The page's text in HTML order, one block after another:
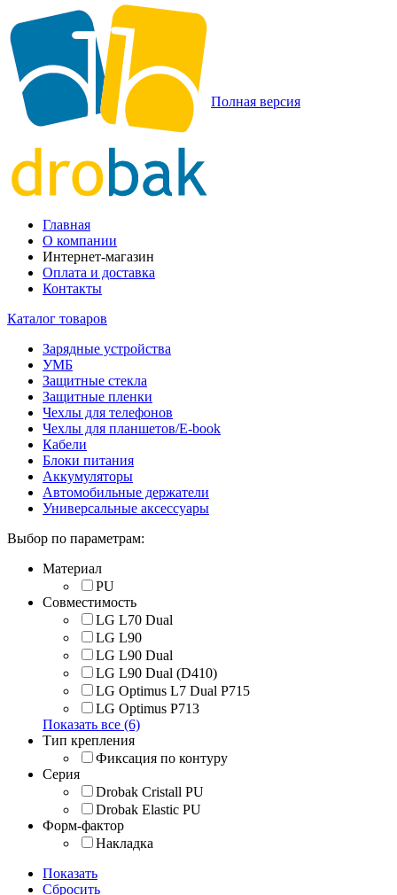
Полная версия
Главная
О компании
Интернет-магазин
Оплата и доставка
Контакты
Каталог товаров
Зарядные устройства
УМБ
Защитные стекла
Защитные пленки
Чехлы для телефонов
Чехлы для планшетов/E-book
Кабели
Блоки питания
Аккумуляторы
Автомобильные держатели
Универсальные аксессуары
Выбор по параметрам:
Материал
PU
Совместимость
LG L70 Dual
LG L90
LG L90 Dual
LG L90 Dual (D410)
LG Optimus L7 Dual P715
LG Optimus P713
Показать все (6)
Тип крепления
Фиксация по контуру
Серия
Drobak Cristall PU
Drobak Elastic PU
Форм-фактор
Накладка
Показать
Сбросить